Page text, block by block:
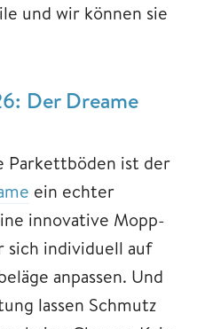
und wir können sie
Der Dreame
Parkettböden ist der
ein echter
innovative Mopp-
sich individuell auf
anpassen. Und
lassen Schmutz